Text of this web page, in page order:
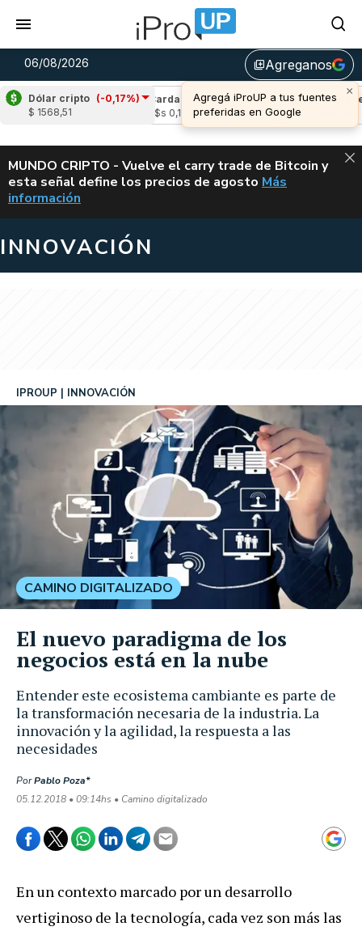
06/08/2026 library_addAgreganos
×
Agregá iProUP a tus fuentes
preferidas en Google
Dólar cripto (-0,17%)
$ 1568,51
(-1,57%)
Cardano (-1,40%)
u$s 0,19
Avalanche
u$s 6,44
ALERTA
MUNDO CRIPTO - Vuelve el carry trade de Bitcoin y
esta señal define los precios de agosto VUELVE EL
Más
información
INNOVACIÓN
Entender este ecosistema cambiante es parte de
la transformación necesaria de la industria. La
innovación y la agilidad, la respuesta a las
necesidades
IPROUP INNOVACIÓN
PorPablo Poza*
05.12.2018 • 09:14hs • Camino digitalizado
CAMINO DIGITALIZADO
El nuevo paradigma de los
negocios está en la nube
En un contexto marcado por un desarrollo
vertiginoso de la tecnología, cada vez son más las